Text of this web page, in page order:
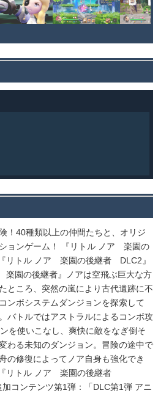
！40種類以上の仲間たちと、オリジ
ョンゲーム！ 『リトル ノア 楽園の
リトル ノア 楽園の後継者 DLC2』
園の後継者』ノアは空飛ぶ巨大な方
ところ、突然の嵐により古代遺跡に不
ボシステムダンジョンを探索して
バトルではアストラルによるコンボ攻
を使いこなし、爽快に敵をなぎ倒そ
わる未知のダンジョン。冒険の途中で
の修復によってノア自身も強化でき
『リトル ノア 楽園の後継者
コンテンツ第1弾：「DLC第1弾 アニ